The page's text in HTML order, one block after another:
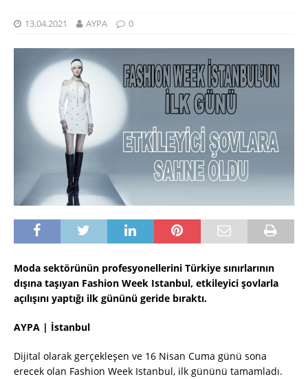
13.04.2021 AYPA 0
Moda sektörünün profesyonellerini Türkiye sınırlarının
dışına taşıyan Fashion Week Istanbul, etkileyici şovlarla
açılışını yaptığı ilk gününü geride bıraktı.
AYPA | İstanbul
Dijital olarak gerçekleşen ve 16 Nisan Cuma günü sona
erecek olan Fashion Week Istanbul, ilk gününü tamamladı.